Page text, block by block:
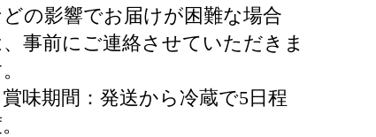
の影響でお届けが困難な場合
事前にご連絡させていただきま
味期間：発送から冷蔵で5日程